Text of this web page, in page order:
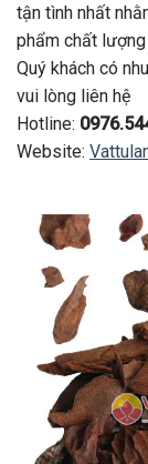
tận tình nhất
phẩm chất
Quý khách có
vui lòng liên hệ
Hotline:
Website: